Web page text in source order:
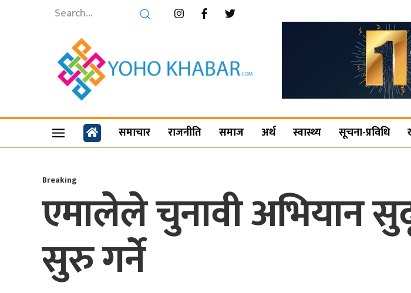
समाचार राजनीति समाज अर्थ स्वास्थ्य सूचना-प्रविधि
Breaking
एमालेले चुनावी अभियान
सुरु गर्ने